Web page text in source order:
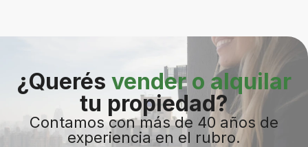
¿Querés vender o alquilar
tu propiedad?
Contamos con más de 40 años de
experiencia en el rubro.